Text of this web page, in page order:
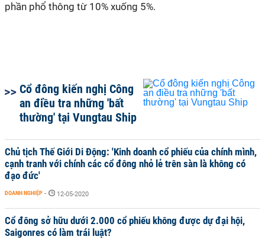
phần phổ thông từ 10% xuống 5%.
Cổ đông kiến nghị Công
an điều tra những 'bất
thường' tại Vungtau Ship
Chủ tịch Thế Giới Di Động: 'Kinh doanh cổ phiếu của chính mình,
cạnh tranh với chính các cổ đông nhỏ lẻ trên sàn là không có
đạo đức'
DOANH NGHIỆP - 12-05-2020
Cổ đông sở hữu dưới 2.000 cổ phiếu không được dự đại hội,
Saigonres có làm trái luật?